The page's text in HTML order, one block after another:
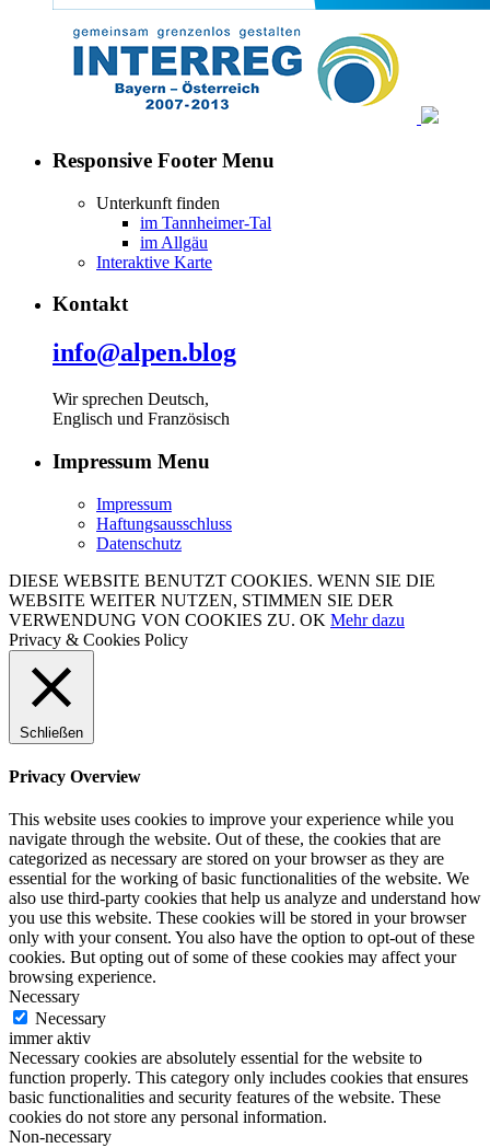
Responsive Footer Menu
Unterkunft finden
im Tannheimer-Tal
im Allgäu
Interaktive Karte
Kontakt
info@alpen.blog
Wir sprechen Deutsch,
Englisch und Französisch
Impressum Menu
Impressum
Haftungsausschluss
Datenschutz
DIESE WEBSITE BENUTZT COOKIES. WENN SIE DIE
WEBSITE WEITER NUTZEN, STIMMEN SIE DER
VERWENDUNG VON COOKIES ZU. OK Mehr dazu
Privacy & Cookies Policy
Schließen
Privacy Overview
This website uses cookies to improve your experience while you
navigate through the website. Out of these, the cookies that are
categorized as necessary are stored on your browser as they are
essential for the working of basic functionalities of the website. We
also use third-party cookies that help us analyze and understand how
you use this website. These cookies will be stored in your browser
only with your consent. You also have the option to opt-out of these
cookies. But opting out of some of these cookies may affect your
browsing experience.
Necessary
Necessary
immer aktiv
Necessary cookies are absolutely essential for the website to
function properly. This category only includes cookies that ensures
basic functionalities and security features of the website. These
cookies do not store any personal information.
Non-necessary